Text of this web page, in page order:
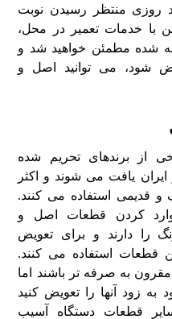
روزی منتظر رسیدن نوبت
با خدمات تعمیر در محل،
شده مطمئن خواهید شد و
شود، می توانید اصل و
از برندهای تحریم شده
یافت می شوند و اکثر
و قدیمی استفاده می کنند.
وارد کردن قطعات اصل و
را دارند و برای تعویض
قطعات استفاده می کنند.
به صرفه تر باشند اما
زود آنها را تعویض کنید
قطعات دستگاه آسیب